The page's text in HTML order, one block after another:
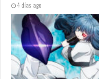
4 días ago